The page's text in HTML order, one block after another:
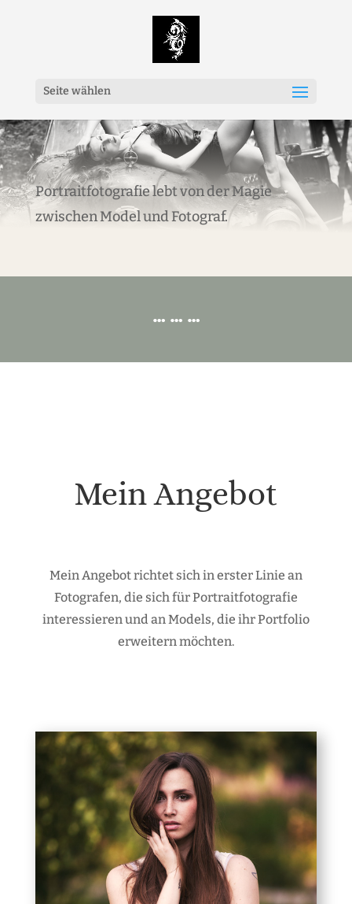
Seite wählen
Portraitfotografie lebt von der Magie
zwischen Model und Fotograf.
… … …
Mein Angebot
Mein Angebot richtet sich in erster Linie an
Fotografen, die sich für Portraitfotografie
interessieren und an Models, die ihr Portfolio
erweitern möchten.